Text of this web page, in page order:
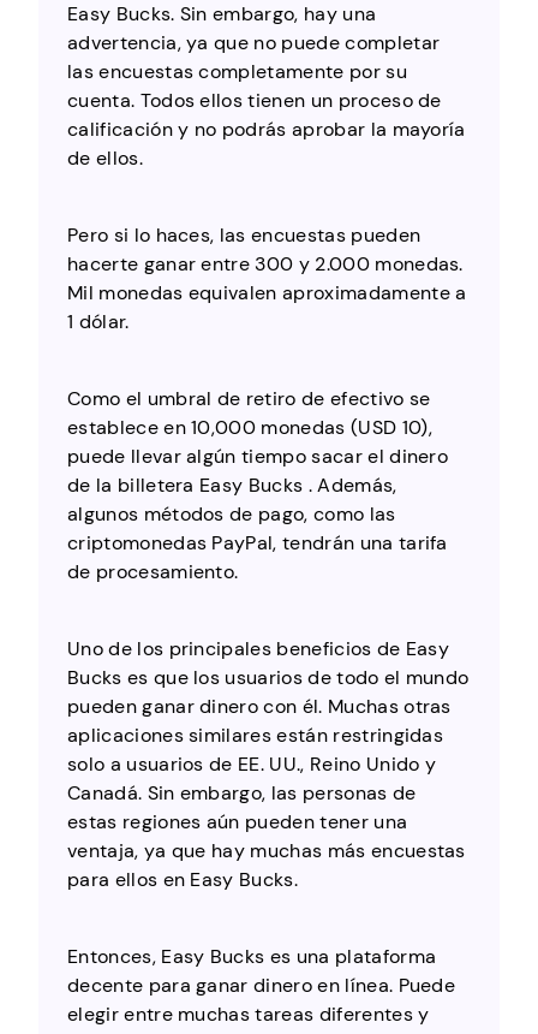
Easy Bucks. Sin embargo, hay una
advertencia, ya que no puede completar
las encuestas completamente por su
cuenta. Todos ellos tienen un proceso de
calificación y no podrás aprobar la mayoría
de ellos.
Pero si lo haces, las encuestas pueden
hacerte ganar entre 300 y 2.000 monedas.
Mil monedas equivalen aproximadamente a
1 dólar.
Como el umbral de retiro de efectivo se
establece en 10,000 monedas (USD 10),
puede llevar algún tiempo sacar el dinero
de la billetera Easy Bucks . Además,
algunos métodos de pago, como las
criptomonedas PayPal, tendrán una tarifa
de procesamiento.
Uno de los principales beneficios de Easy
Bucks es que los usuarios de todo el mundo
pueden ganar dinero con él. Muchas otras
aplicaciones similares están restringidas
solo a usuarios de EE. UU., Reino Unido y
Canadá. Sin embargo, las personas de
estas regiones aún pueden tener una
ventaja, ya que hay muchas más encuestas
para ellos en Easy Bucks.
Entonces, Easy Bucks es una plataforma
decente para ganar dinero en línea. Puede
elegir entre muchas tareas diferentes y